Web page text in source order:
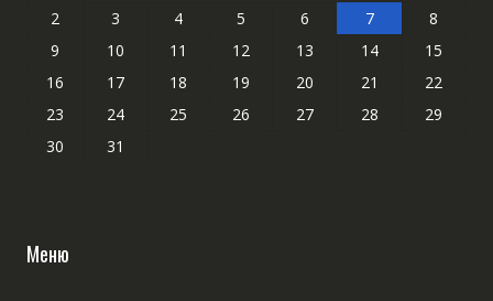
2
3 4 5 6 7
8
9
10 11 12 13 14
15
16
17 18 19 20 21
22
23
24 25 26 27 28
29
30
31
Меню